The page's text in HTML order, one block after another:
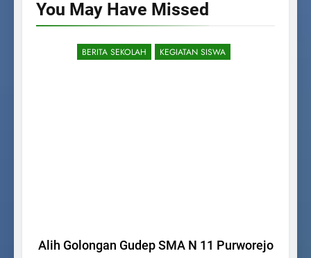
You May Have Missed
BERITA SEKOLAH KEGIATAN SISWA
Alih Golongan Gudep SMA N 11 Purworejo